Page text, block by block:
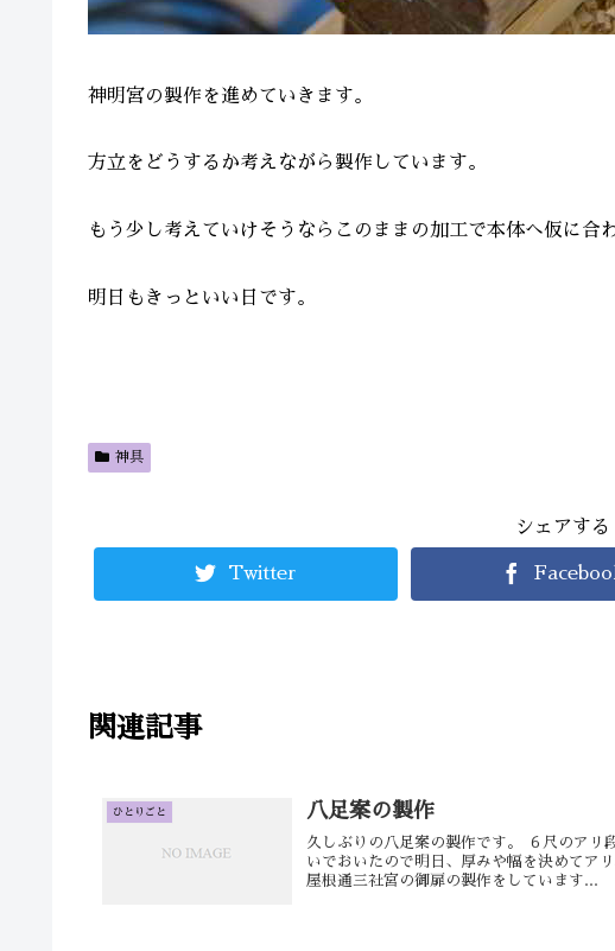
神明宮の製作を進めていきます。
方立をどうするか考えながら製作しています。
もう少し考えていけそうならこのままの加工で本体へ仮に合
明日もきっといい日です。
神具
シェアする
Twitter
関連記事
ひとりごと 八足案の製作
久しぶりの八足案の製作です。 ６尺のアリ
いでおいたので明日、厚みや幅を決めてア
屋根通三社宮の御扉の製作をしています...